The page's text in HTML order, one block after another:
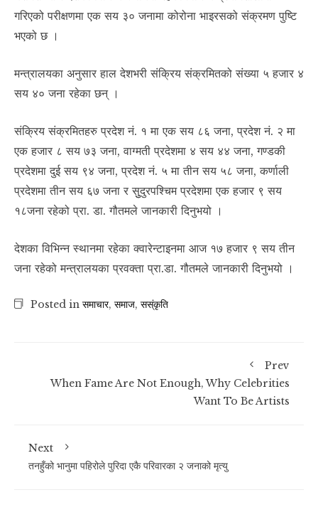
गरिएको परीक्षणमा एक सय ३० जनामा कोरोना भाइरसको संक्रमण पुष्टि
भएको छ ।
मन्त्रालयका अनुसार हाल देशभरी संक्रिय संक्रमितको संख्या ५ हजार ४
सय ४० जना रहेका छन् ।
संक्रिय संक्रमितहरु प्रदेश नं. १ मा एक सय ८६ जना, प्रदेश नं. २ मा
एक हजार ८ सय ७३ जना, वाग्मती प्रदेशमा ४ सय ४४ जना, गण्डकी
प्रदेशमा दुई सय ९४ जना, प्रदेश नं. ५ मा तीन सय ५८ जना, कर्णाली
प्रदेशमा तीन सय ६७ जना र सुुदुरपश्चिम प्रदेशमा एक हजार ९ सय
१८जना रहेको प्रा. डा. गौतमले जानकारी दिनुभयो ।
देशका विभिन्न स्थानमा रहेका क्वारेन्टाइनमा आज १७ हजार ९ सय तीन
जना रहेको मन्त्रालयका प्रवक्ता प्रा.डा. गौतमले जानकारी दिनुभयो ।
Posted in समाचार, समाज, सस्ंकृति
Prev
When Fame Are Not Enough, Why Celebrities
Want To Be Artists
Next
तनहुँको भानुमा पहिरोले पुरिदा एकै परिवारका २ जनाको मृत्यु